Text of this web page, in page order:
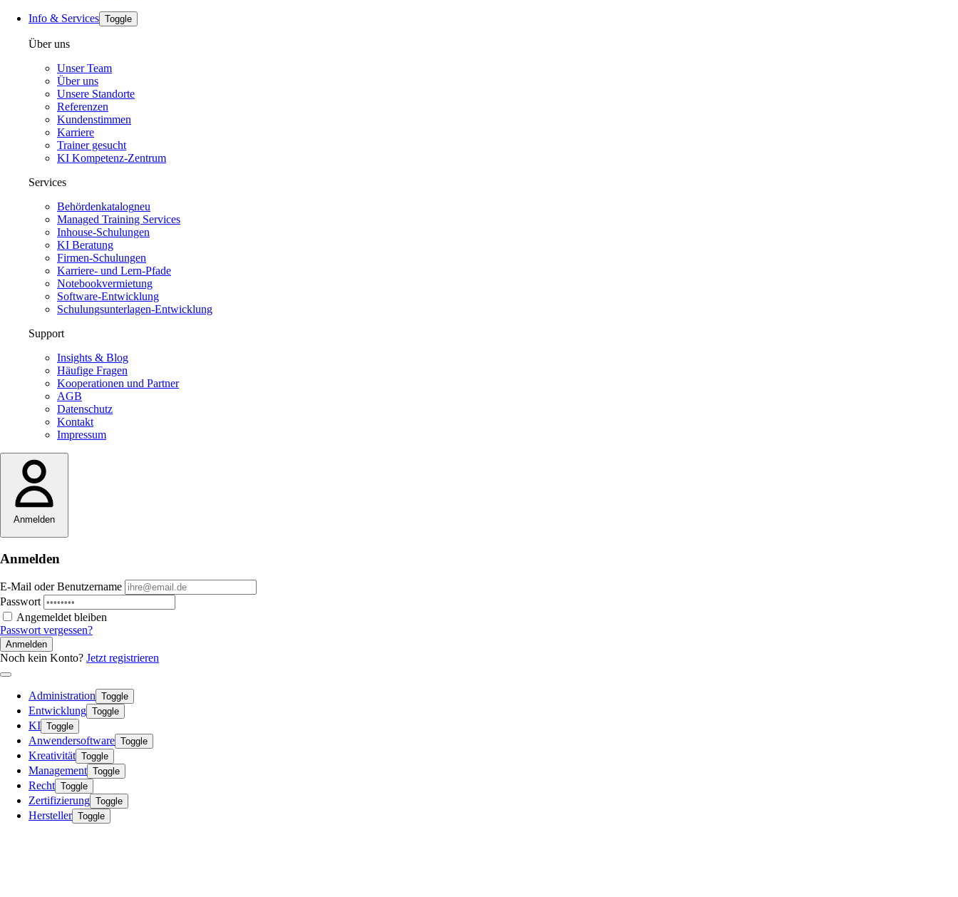
Info & Services Toggle
Über uns
Unser Team
Über uns
Unsere Standorte
Referenzen
Kundenstimmen
Karriere
Trainer gesucht
KI Kompetenz-Zentrum
Services
Behördenkatalogneu
Managed Training Services
Inhouse-Schulungen
KI Beratung
Firmen-Schulungen
Karriere- und Lern-Pfade
Notebookvermietung
Software-Entwicklung
Schulungsunterlagen-Entwicklung
Support
Insights & Blog
Häufige Fragen
Kooperationen und Partner
AGB
Datenschutz
Kontakt
Impressum
Anmelden
Anmelden
E-Mail oder Benutzername
Passwort
Angemeldet bleiben
Passwort vergessen?
Anmelden
Noch kein Konto? Jetzt registrieren
Administration Toggle
Entwicklung Toggle
KI Toggle
Anwendersoftware Toggle
Kreativität Toggle
Management Toggle
Recht Toggle
Zertifizierung Toggle
Hersteller Toggle